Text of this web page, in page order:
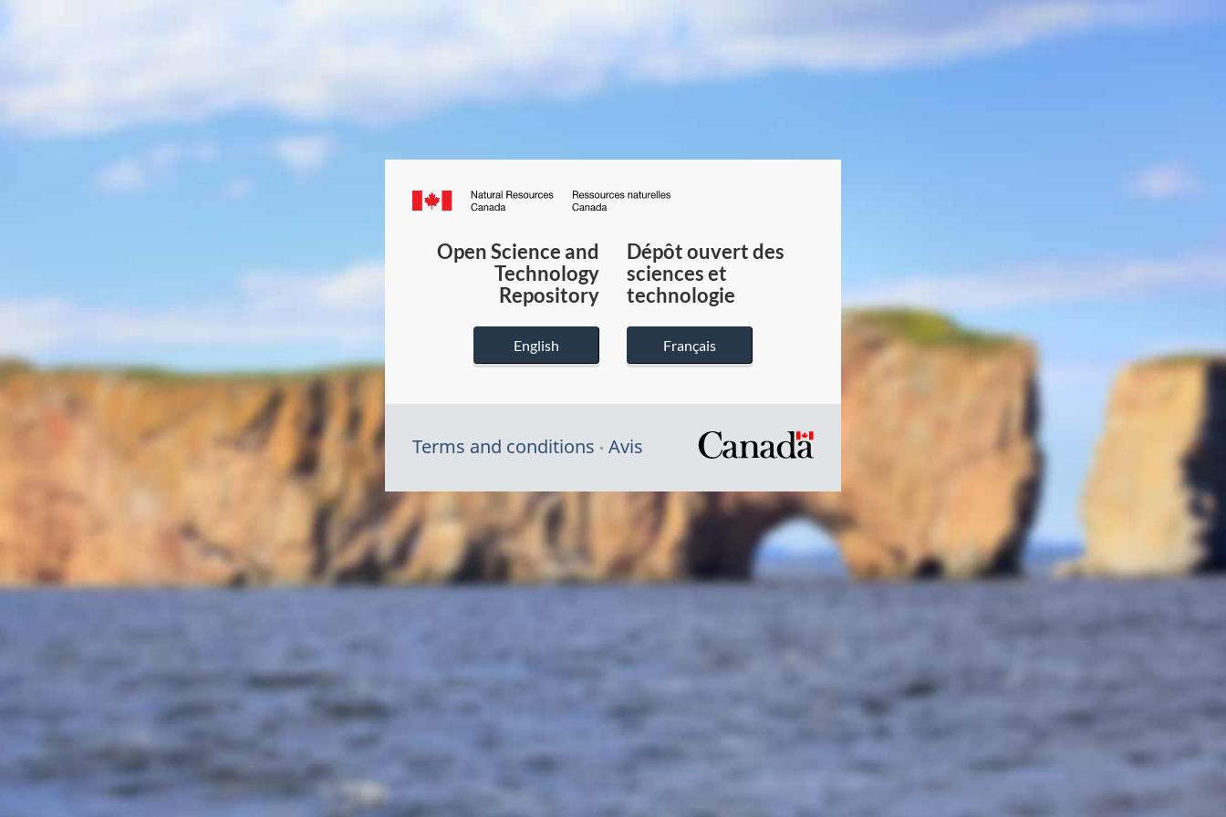
Canada.ca
du
Canada
Open Science and
Technology
Repository
English
Dépôt ouvert des
sciences et
technologie
Français
Terms and conditions Avis
/
du
gouvernement
du